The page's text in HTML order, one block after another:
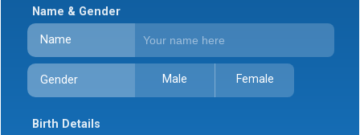
Name & Gender
Name
Gender Male Female
Birth Details